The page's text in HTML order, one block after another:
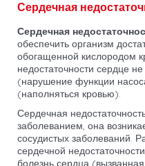
Сердечная
Сердечная
обеспечить организм
обогащенной кислородом
недостаточности сердце
(нарушение функции
(наполняться кровью).
Сердечная
заболеванием, она
сосудистых заболеваний.
сердечной
болезнь сердца